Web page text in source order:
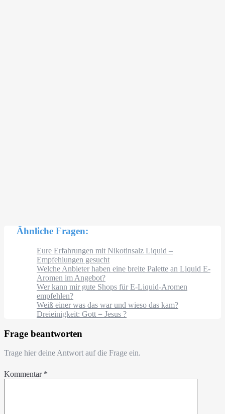
Ähnliche Fragen:
Eure Erfahrungen mit Nikotinsalz Liquid –
Empfehlungen gesucht
Welche Anbieter haben eine breite Palette an Liquid E-
Aromen im Angebot?
Wer kann mir gute Shops für E-Liquid-Aromen
empfehlen?
Weiß einer was das war und wieso das kam?
Dreieinigkeit: Gott = Jesus ?
Frage beantworten
Trage hier deine Antwort auf die Frage ein.
Kommentar *